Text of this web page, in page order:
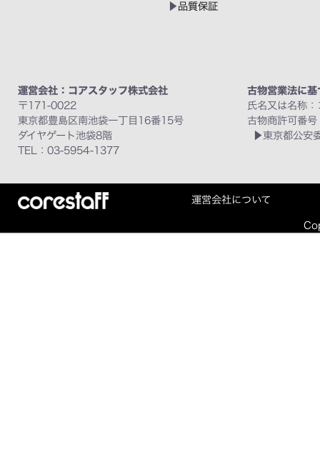
品質保証
運営会社：コアスタッフ株式会社
〒171-0022
東京都豊島区南池袋一丁目16番15号
ダイヤゲート池袋8階
TEL：03-5954-1377
古物営業法に基
氏名又は名称
古物商許可番号
東京都公
運営会社について